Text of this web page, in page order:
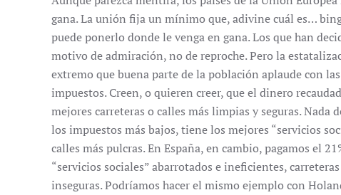
gana. La unión fija un mínimo que, adivine cuál es…
puede ponerlo donde le venga en gana. Los que han
motivo de admiración, no de reproche. Pero la
extremo que buena parte de la población aplaude con
impuestos. Creen, o quieren creer, que el dinero
mejores carreteras o calles más limpias y seguras. Nada
los impuestos más bajos, tiene los mejores “servicios
calles más pulcras. En España, en cambio, pagamos el
“servicios sociales” abarrotados e ineficientes,
inseguras. Podríamos hacer el mismo ejemplo con